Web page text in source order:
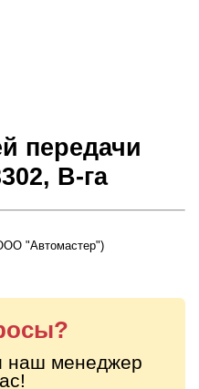
передачи
В-га
"Автомастер")
наш менеджер